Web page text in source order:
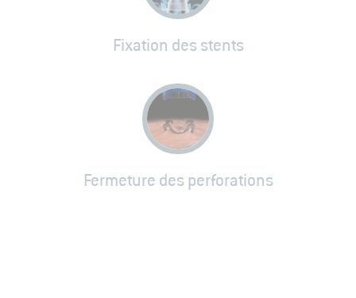
Fixation des stents
Fermeture des perforations